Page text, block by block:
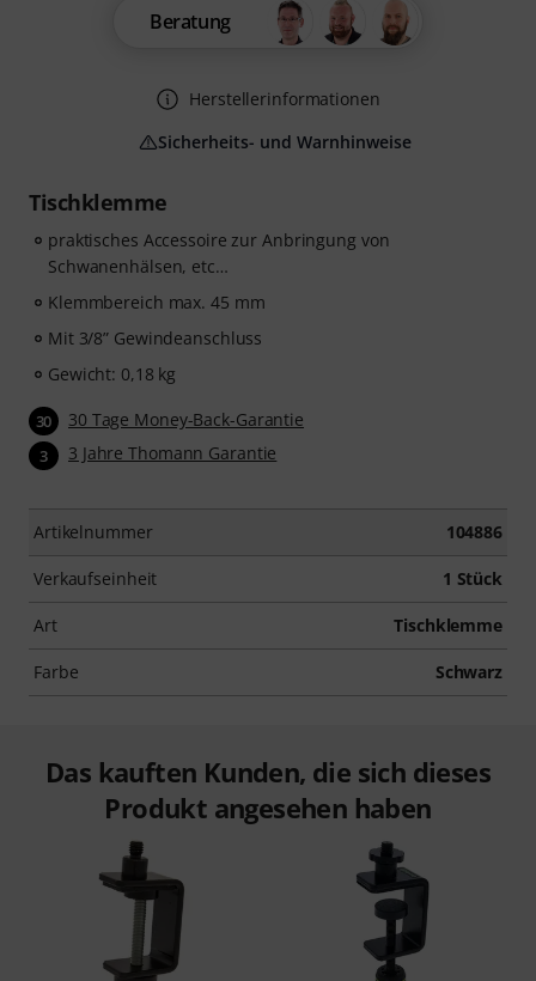
Tischklemme
praktisches Accessoire zur Anbringung von
Schwanenhälsen, etc…
Klemmbereich max. 45 mm
Mit 3/8” Gewindeanschluss
Gewicht: 0,18 kg
30 30 Tage Money-Back-Garantie
3 3 Jahre Thomann Garantie
Artikelnummer 104886
Verkaufseinheit 1 Stück
Art Tischklemme
Farbe Schwarz
Beratung
Herstellerinformationen
Sicherheits- und Warnhinweise
Das kauften Kunden, die sich dieses
Produkt angesehen haben